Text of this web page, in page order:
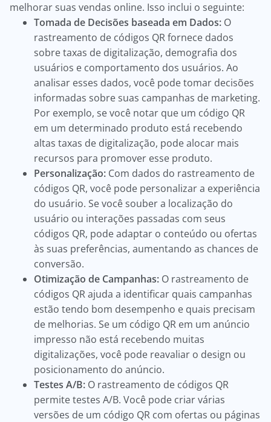
melhorar suas vendas online. Isso inclui o seguinte:
Tomada de Decisões baseada em Dados: O
rastreamento de códigos QR fornece dados
sobre taxas de digitalização, demografia dos
usuários e comportamento dos usuários. Ao
analisar esses dados, você pode tomar decisões
informadas sobre suas campanhas de marketing.
Por exemplo, se você notar que um código QR
em um determinado produto está recebendo
altas taxas de digitalização, pode alocar mais
recursos para promover esse produto.
Personalização: Com dados do rastreamento de
códigos QR, você pode personalizar a experiência
do usuário. Se você souber a localização do
usuário ou interações passadas com seus
códigos QR, pode adaptar o conteúdo ou ofertas
às suas preferências, aumentando as chances de
conversão.
Otimização de Campanhas: O rastreamento de
códigos QR ajuda a identificar quais campanhas
estão tendo bom desempenho e quais precisam
de melhorias. Se um código QR em um anúncio
impresso não está recebendo muitas
digitalizações, você pode reavaliar o design ou
posicionamento do anúncio.
Testes A/B: O rastreamento de códigos QR
permite testes A/B. Você pode criar várias
versões de um código QR com ofertas ou páginas